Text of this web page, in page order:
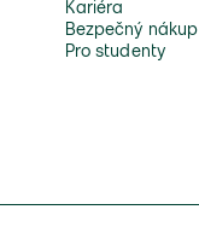
Kariéra
Bezpečný nákup
Pro studenty